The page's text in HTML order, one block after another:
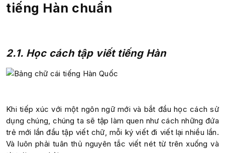
tiếng Hàn chuẩn
2.1. Học cách tập viết tiếng Hàn
Khi tiếp xúc với một ngôn ngữ mới và bắt đầu học cách sử
dụng chúng, chúng ta sẽ tập làm quen như cách những đứa
trẻ mới lần đầu tập viết chữ, mỗi ký viết đi viết lại nhiều lần.
Và luôn phải tuân thủ nguyên tắc viết nét từ trên xuống và